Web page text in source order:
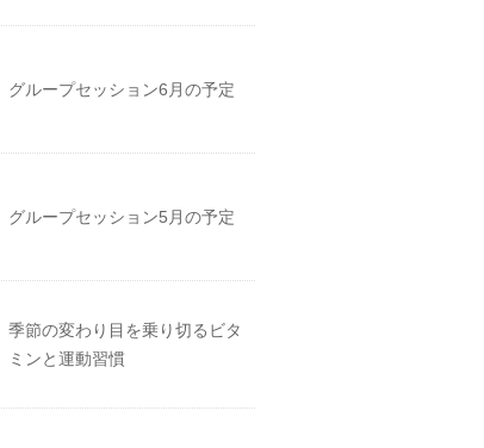
グループセッション6月の予定
グループセッション5月の予定
季節の変わり目を乗り切るビタ
ミンと運動習慣